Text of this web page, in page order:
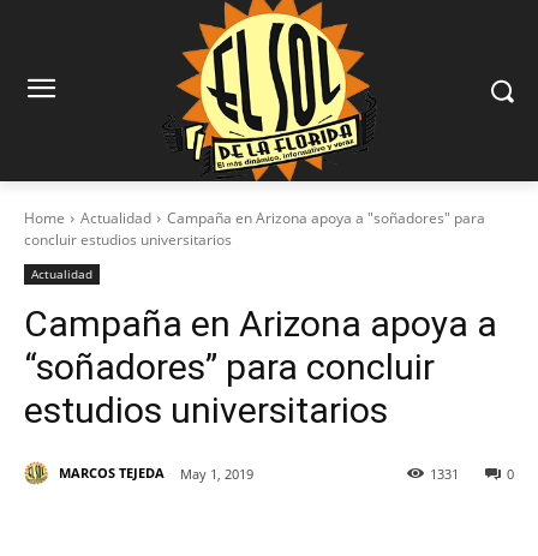
Home Actualidad
Campaña en Arizona apoya a "soñadores" para
concluir estudios universitarios
Actualidad
Campaña en Arizona apoya a
“soñadores” para concluir
estudios universitarios
MARCOS TEJEDA May 1, 2019 0
1331